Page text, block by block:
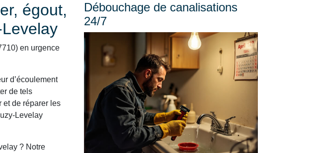
égout,
en urgence
d’écoulement
de tels
et de réparer les
Levelay
? Notre
Débouchage de canalisations
24/7